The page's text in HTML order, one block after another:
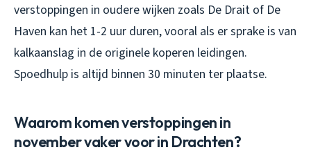
verstoppingen in oudere wijken zoals De Drait of De
Haven kan het 1-2 uur duren, vooral als er sprake is van
kalkaanslag in de originele koperen leidingen.
Spoedhulp is altijd binnen 30 minuten ter plaatse.
Waarom komen verstoppingen in
november vaker voor in Drachten?